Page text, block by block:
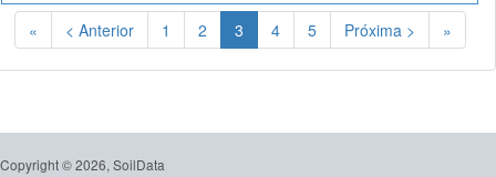
« < Anterior 1 2 3(Atual)
4 5 Próxima > »
Copyright © 2026, SoilData